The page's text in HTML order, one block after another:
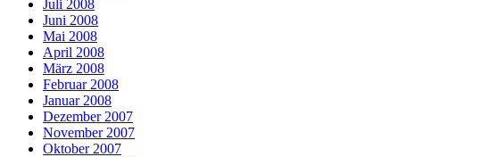
Juli 2008
Juni 2008
Mai 2008
April 2008
März 2008
Februar 2008
Januar 2008
Dezember 2007
November 2007
Oktober 2007